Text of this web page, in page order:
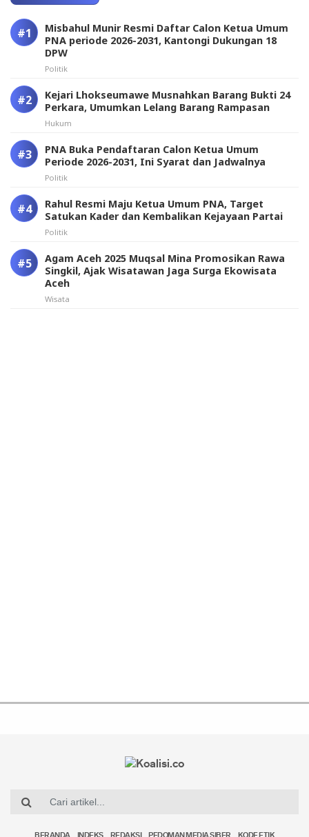
Misbahul Munir Resmi Daftar Calon Ketua Umum
PNA periode 2026-2031, Kantongi Dukungan 18
DPW
Politik
Kejari Lhokseumawe Musnahkan Barang Bukti 24
Perkara, Umumkan Lelang Barang Rampasan
Hukum
PNA Buka Pendaftaran Calon Ketua Umum
Periode 2026-2031, Ini Syarat dan Jadwalnya
Politik
Rahul Resmi Maju Ketua Umum PNA, Target
Satukan Kader dan Kembalikan Kejayaan Partai
Politik
Agam Aceh 2025 Muqsal Mina Promosikan Rawa
Singkil, Ajak Wisatawan Jaga Surga Ekowisata
Aceh
Wisata